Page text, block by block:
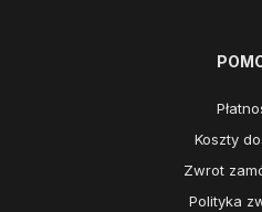
Koszty
Zwrot
Polityka